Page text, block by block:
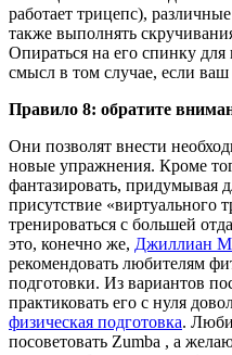
работает трицепс),
также выполнять
Опираться на его спинку
смысл в том случае, если
Правило 8: обратите
Они позволят внести
новые упражнения. Кроме
фантазировать, придумывая
присутствие «виртуального
тренироваться с большей
это, конечно же, Джиллиан
рекомендовать любителям
подготовки. Из вариантов
практиковать его с нуля
физическая подготовка.
посоветовать Zumba , а